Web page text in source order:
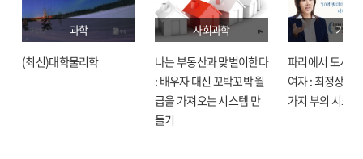
과학
(최신)대학물리학
사회과학
나는 부동산과 맞벌이한다
: 배우자 대신 꼬박꼬박 월
급을 가져오는 시스템 만
들기
기술
파리에서 도시락
여자 : 최정상으
가지 부의 시크릿